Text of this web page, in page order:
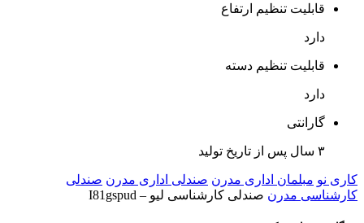
قابلیت تنظیم ارتفاع
دارد
قابلیت تنظیم دسته
دارد
گارانتی
۳ سال پس از تاریخ تولید
کاری نو مبلمان اداری مدرن صندلی اداری مدرن صندلی
کارشناسی مدرن صندلی کارشناسی لیو – I81gspud